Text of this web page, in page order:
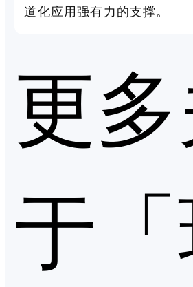
道化应用强有力的支撑。
更
于